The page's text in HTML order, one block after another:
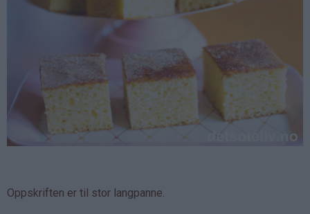
Oppskriften er til stor langpanne.